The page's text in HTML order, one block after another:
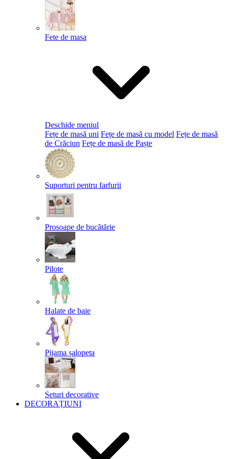
Fete de masa
Deschide meniul
Fețe de masă uni Fețe de masă cu model Fețe de masă
de Crăciun Fețe de masă de Paște​
Suporturi pentru farfurii
Prosoape de bucătărie
Pilote
Halate de baie
Pijama șalopeta
Seturi decorative
DECORAȚIUNI